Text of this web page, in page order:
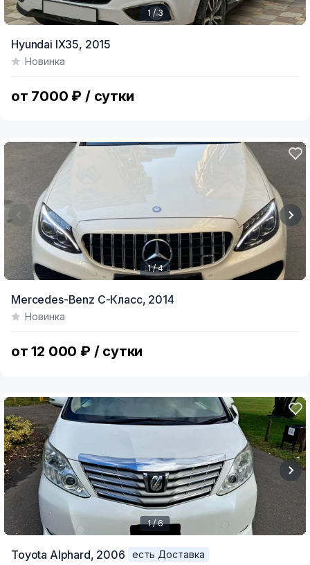
of
1 / 3
Hyundai IX35, 2015
Новинка
от 7000 ₽ / сутки
of
1 / 4
Mercedes-Benz C-Класс, 2014
Новинка
от 12 000 ₽ / сутки
1 / 6
Toyota Alphard, 2006
есть Доставка